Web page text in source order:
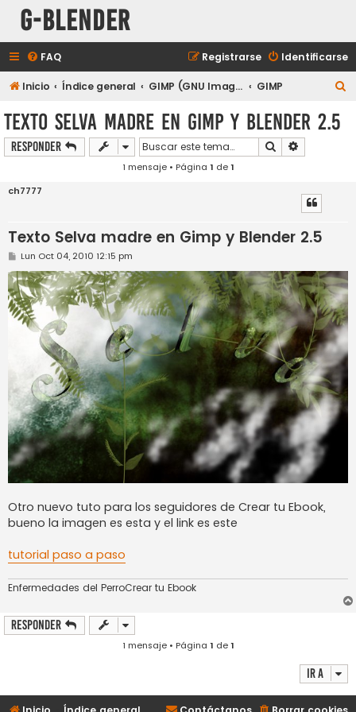
G-Blender
FAQ Identificarse
Registrarse
Inicio Índice general GIMP (GNU Image Manipulation Program) GIMP
Texto Selva madre en Gimp y Blender 2.5
Responder Buscar
1 mensaje • Página 1 de1
ch7777
Texto Selva madre en Gimp y Blender 2.5
M
n
s
a
j
e
Lun Oct 04, 2010 12:15 pm
Otro nuevo tuto para los seguidores de Crear tu Ebook,
bueno la imagen es esta y el link es este
tutorial paso a paso
Enfermedades del PerroCrear tu Ebook
Responder
1 mensaje • Página 1 de1
Ir a